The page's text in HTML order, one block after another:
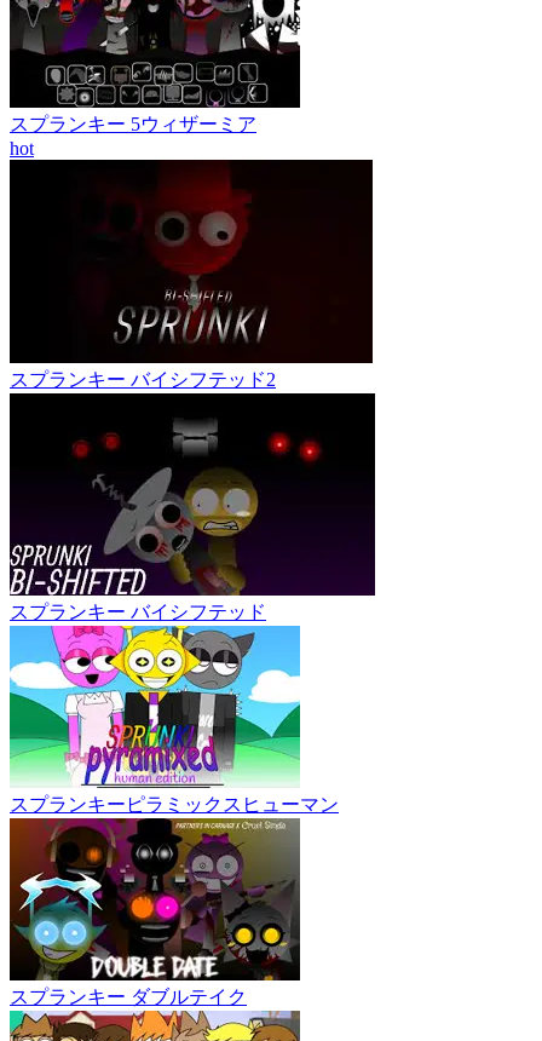
スプランキー 5ウィザーミア
hot
スプランキー バイシフテッド2
スプランキー バイシフテッド
スプランキーピラミックスヒューマン
スプランキー ダブルテイク